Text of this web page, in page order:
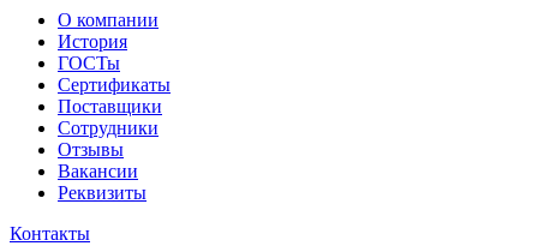
О компании
История
ГОСТы
Сертификаты
Поставщики
Сотрудники
Отзывы
Вакансии
Реквизиты
Контакты